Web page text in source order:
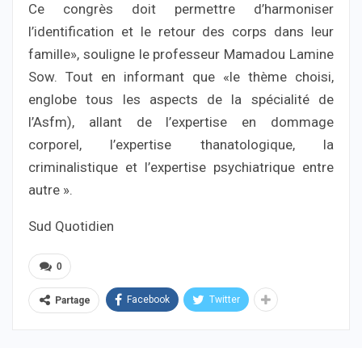
Ce congrès doit permettre d’harmoniser
l’identification et le retour des corps dans leur
famille», souligne le professeur Mamadou Lamine
Sow. Tout en informant que «le thème choisi,
englobe tous les aspects de la spécialité de
l’Asfm), allant de l’expertise en dommage
corporel, l’expertise thanatologique, la
criminalistique et l’expertise psychiatrique entre
autre ».
Sud Quotidien
0
Partage Facebook Twitter